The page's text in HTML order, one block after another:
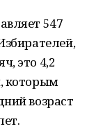
547
это 4,2
которым
возраст